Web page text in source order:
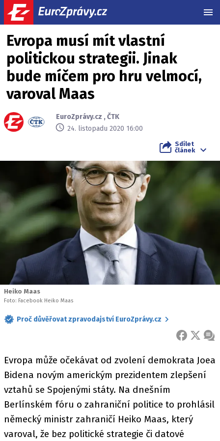
Evropa musí mít vlastní
politickou strategii. Jinak
bude míčem pro hru velmocí,
varoval Maas
EuroZprávy.cz ,ČTK
24. listopadu 2020 16:00
Sdílet
článek
Heiko Maas
Foto: Facebook Heiko Maas
Proč důvěřovat zpravodajství EuroZprávy.cz
FACEBOOK
X
Evropa může očekávat od zvolení demokrata Joea
Bidena novým americkým prezidentem zlepšení
vztahů se Spojenými státy. Na dnešním
Berlínském fóru o zahraniční politice to prohlásil
německý ministr zahraničí Heiko Maas, který
varoval, že bez politické strategie či datové